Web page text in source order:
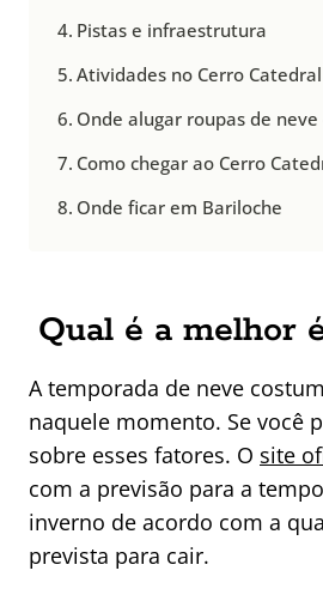
Pistas e infraestrutura
Atividades no Cerro Catedral
Onde alugar roupas de
Como chegar ao Cerro
Onde ficar em Bariloche
Qual é a melhor
A temporada de neve
naquele momento. Se você
sobre esses fatores. O site
com a previsão para a
inverno de acordo com a
prevista para cair.